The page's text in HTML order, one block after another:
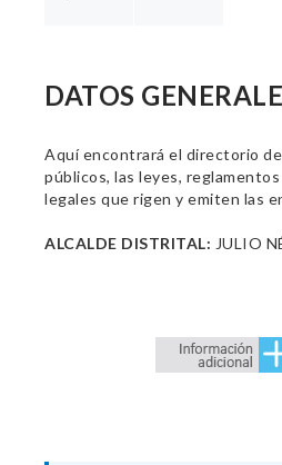
DATOS
Aquí encontrará el directorio
públicos, las leyes,
legales que rigen y emiten las
ALCALDE DISTRITAL: JULIO